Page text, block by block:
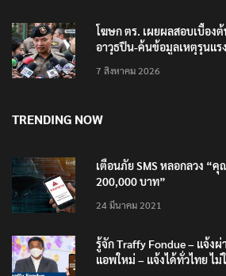
โฆษก ตร. เผยผลสอบเบื้อง
อาวุธปืน-ค้นข้อมูลเหตุรุนแร
7 สิงหาคม 2026
TRENDING NOW
เตือนภัย SMS หลอกลวง “คุ
200,000 บาท”
24 มีนาคม 2021
รู้จัก Traffy Fondue – แจ้ง
แอพใหม่ – แจ้งได้ทั่วไทย ไม่